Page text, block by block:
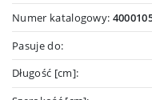
Numer katalogowy:
Pasuje do:
Długość [cm]: